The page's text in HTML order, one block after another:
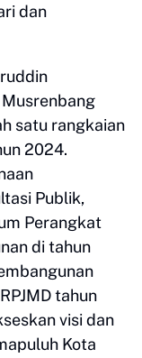
dan
satu rangkaian
2024.
Publik,
Perangkat
di tahun
tahun
visi dan
Kota